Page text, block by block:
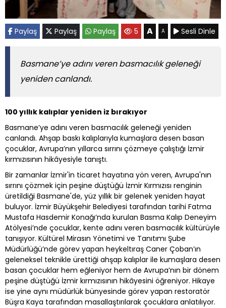
Paylaş Paylaş Paylaş 5 A A Sesli Dinle
Basmane’ye adını veren basmacılık geleneği
yeniden canlandı.
100 yıllık kalıplar yeniden iz bırakıyor
Basmane’ye adını veren basmacılık geleneği yeniden
canlandı. Ahşap baskı kalıplarıyla kumaşlara desen basan
çocuklar, Avrupa’nın yıllarca sırrını çözmeye çalıştığı İzmir
kırmızısının hikâyesiyle tanıştı.
Bir zamanlar İzmir'in ticaret hayatına yön veren, Avrupa'nın
sırrını çözmek için peşine düştüğü İzmir Kırmızısı renginin
üretildiği Basmane'de, yüz yıllık bir gelenek yeniden hayat
buluyor. İzmir Büyükşehir Belediyesi tarafından tarihi Fatma
Mustafa Hasdemir Konağı’nda kurulan Basma Kalıp Deneyim
Atölyesi’nde çocuklar, kente adını veren basmacılık kültürüyle
tanışıyor. Kültürel Mirasın Yönetimi ve Tanıtımı Şube
Müdürlüğü’nde görev yapan heykeltıraş Caner Çoban’ın
geleneksel teknikle ürettiği ahşap kalıplar ile kumaşlara desen
basan çocuklar hem eğleniyor hem de Avrupa’nın bir dönem
peşine düştüğü İzmir kırmızısının hikâyesini öğreniyor. Hikaye
ise yine aynı müdürlük bünyesinde görev yapan restoratör
Büşra Kaya tarafından masallaştırılarak çocuklara anlatılıyor.